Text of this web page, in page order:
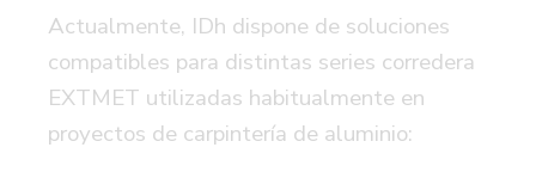
Actualmente, IDh dispone de soluciones
compatibles para distintas series corredera
EXTMET utilizadas habitualmente en
proyectos de carpintería de aluminio: